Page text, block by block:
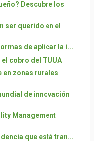
Descubre los
ser querido en el
de aplicar la i...
cobro del TUUA
en zonas rurales
de innovación
Management
que está tran...